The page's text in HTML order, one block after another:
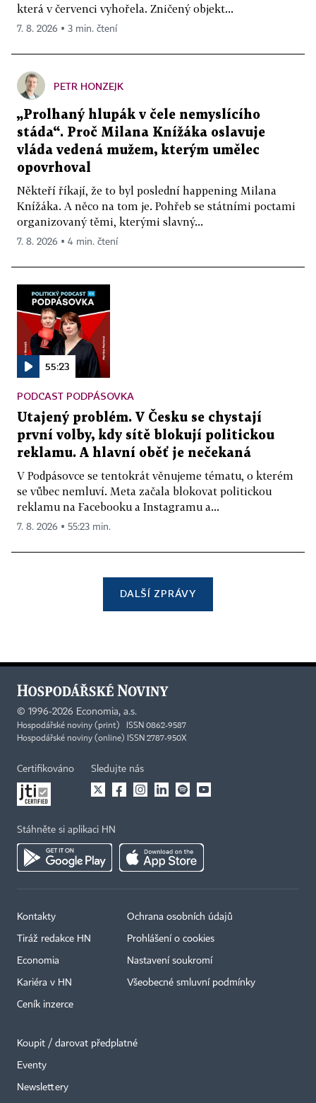
která v červenci vyhořela. Zničený objekt...
7. 8. 2026 ▪ 3 min. čtení
PETR HONZEJK
„Prolhaný hlupák v čele nemyslícího
stáda“. Proč Milana Knížáka oslavuje
vláda vedená mužem, kterým umělec
opovrhoval
Někteří říkají, že to byl poslední happening Milana
Knížáka. A něco na tom je. Pohřeb se státními poctami
organizovaný těmi, kterými slavný...
7. 8. 2026 ▪ 4 min. čtení
55:23
PODCAST PODPÁSOVKA
Utajený problém. V Česku se chystají
první volby, kdy sítě blokují politickou
reklamu. A hlavní oběť je nečekaná
V Podpásovce se tentokrát věnujeme tématu, o kterém
se vůbec nemluví. Meta začala blokovat politickou
reklamu na Facebooku a Instagramu a...
7. 8. 2026 ▪ 55:23 min.
DALŠÍ ZPRÁVY
© 1996-2026 Economia, a.s.
Hospodářské noviny (print) ISSN 0862-9587
Hospodářské noviny (online) ISSN 2787-950X
Certifikováno Sledujte nás
Stáhněte si aplikaci HN
Kontakty
Tiráž redakce HN
Economia
Kariéra v HN
Ceník inzerce
Ochrana osobních údajů
Prohlášení o cookies
Nastavení soukromí
Všeobecné smluvní podmínky
Koupit / darovat předplatné
Eventy
Newslettery